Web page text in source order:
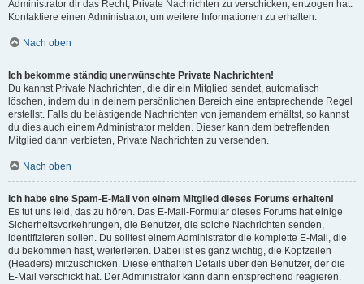
Administrator dir das Recht, Private Nachrichten zu verschicken, entzogen hat.
Kontaktiere einen Administrator, um weitere Informationen zu erhalten.
Nach oben
Ich bekomme ständig unerwünschte Private Nachrichten!
Du kannst Private Nachrichten, die dir ein Mitglied sendet, automatisch
löschen, indem du in deinem persönlichen Bereich eine entsprechende Regel
erstellst. Falls du belästigende Nachrichten von jemandem erhältst, so kannst
du dies auch einem Administrator melden. Dieser kann dem betreffenden
Mitglied dann verbieten, Private Nachrichten zu versenden.
Nach oben
Ich habe eine Spam-E-Mail von einem Mitglied dieses Forums erhalten!
Es tut uns leid, das zu hören. Das E-Mail-Formular dieses Forums hat einige
Sicherheitsvorkehrungen, die Benutzer, die solche Nachrichten senden,
identifizieren sollen. Du solltest einem Administrator die komplette E-Mail, die
du bekommen hast, weiterleiten. Dabei ist es ganz wichtig, die Kopfzeilen
(Headers) mitzuschicken. Diese enthalten Details über den Benutzer, der die
E-Mail verschickt hat. Der Administrator kann dann entsprechend reagieren.